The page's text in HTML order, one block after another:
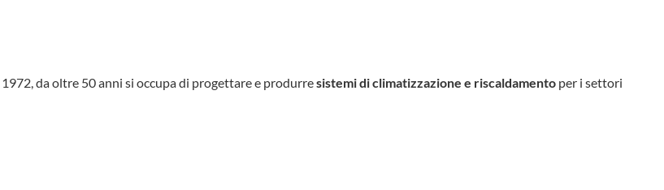
da oltre 50 anni si occupa di progettare e produrresistemi di climatizzazione e riscaldamento per i settori